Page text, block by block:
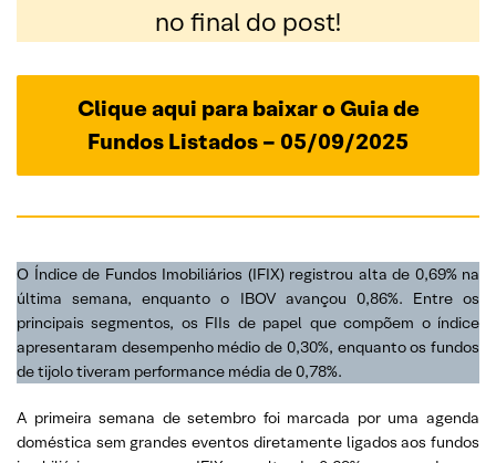
no final do post!
Clique aqui para baixar o Guia de
Fundos Listados – 05/09/2025
O Índice de Fundos Imobiliários (IFIX) registrou alta de 0,69% na
última semana, enquanto o IBOV avançou 0,86%. Entre os
principais segmentos, os FIIs de papel que compõem o índice
apresentaram desempenho médio de 0,30%, enquanto os fundos
de tijolo tiveram performance média de 0,78%.
A primeira semana de setembro foi marcada por uma agenda
doméstica sem grandes eventos diretamente ligados aos fundos